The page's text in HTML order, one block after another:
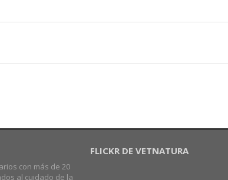
con más de 20
al cuidado de la
FLICKR DE VETNATURA